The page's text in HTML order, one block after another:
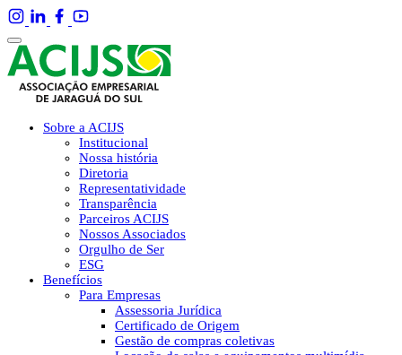
Sobre a ACIJS
Institucional
Nossa história
Diretoria
Representatividade
Transparência
Parceiros ACIJS
Nossos Associados
Orgulho de Ser
ESG
Benefícios
Para Empresas
Assessoria Jurídica
Certificado de Origem
Gestão de compras coletivas